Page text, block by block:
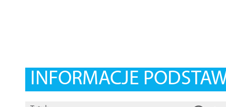
INFORMACJE